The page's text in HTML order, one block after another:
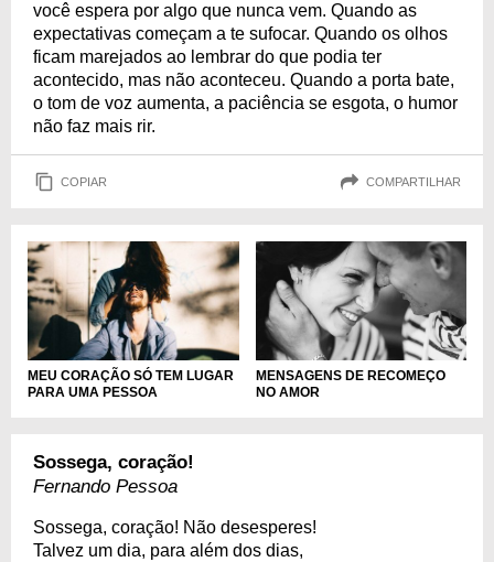
você espera por algo que nunca vem. Quando as
expectativas começam a te sufocar. Quando os olhos
ficam marejados ao lembrar do que podia ter
acontecido, mas não aconteceu. Quando a porta bate,
o tom de voz aumenta, a paciência se esgota, o humor
não faz mais rir.
COPIAR COMPARTILHAR
MEU CORAÇÃO SÓ TEM LUGAR
PARA UMA PESSOA
MENSAGENS DE RECOMEÇO
NO AMOR
Sossega, coração!
Fernando Pessoa
Sossega, coração! Não desesperes!
Talvez um dia, para além dos dias,